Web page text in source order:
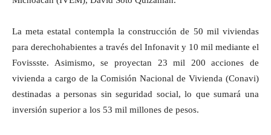
La meta estatal contempla la construcción de 50 mil viviendas
para derechohabientes a través del Infonavit y 10 mil mediante el
Fovissste. Asimismo, se proyectan 23 mil 200 acciones de
vivienda a cargo de la Comisión Nacional de Vivienda (Conavi)
destinadas a personas sin seguridad social, lo que sumará una
inversión superior a los 53 mil millones de pesos.